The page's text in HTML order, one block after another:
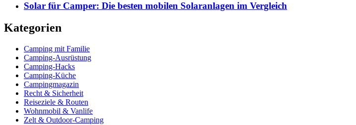
Solar für Camper: Die besten mobilen Solaranlagen im Vergleich
Kategorien
Camping mit Familie
Camping-Ausrüstung
Camping-Hacks
Camping-Küche
Campingmagazin
Recht & Sicherheit
Reiseziele & Routen
Wohnmobil & Vanlife
Zelt & Outdoor-Camping